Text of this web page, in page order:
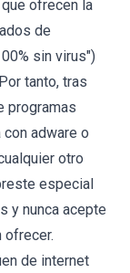
ofrecen la
de
sin virus")
tanto, tras
programas
adware o
otro
especial
y nunca acepte
ofrecer.
de internet